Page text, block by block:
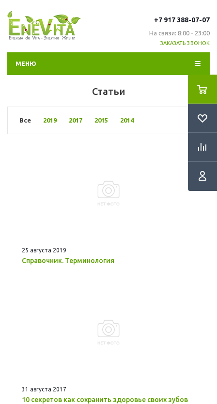
+7 917 388-07-07
На связи: 8:00 - 23:00
ЗАКАЗАТЬ ЗВОНОК
МЕНЮ
Статьи
Все 2019 2017 2015 2014
25 августа 2019
Справочник. Терминология
31 августа 2017
10 секретов как сохранить здоровье своих зубов